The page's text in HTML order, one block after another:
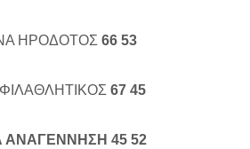
ΗΡΟΔΟΤΟΣ 66 53
67 45
ΑΝΑΓΕΝΝΗΣΗ 45 52